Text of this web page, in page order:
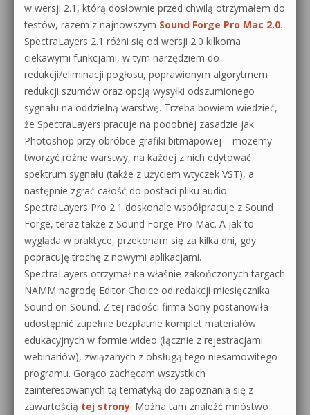
w wersji 2.1, którą dosłownie przed chwilą otrzymałem do
testów, razem z najnowszym Sound Forge Pro Mac 2.0.
SpectraLayers 2.1 różni się od wersji 2.0 kilkoma
ciekawymi funkcjami, w tym narzędziem do
redukcji/eliminacji pogłosu, poprawionym algorytmem
redukcji szumów oraz opcją wysyłki odszumionego
sygnału na oddzielną warstwę. Trzeba bowiem wiedzieć,
że SpectraLayers pracuje na podobnej zasadzie jak
Photoshop przy obróbce grafiki bitmapowej – możemy
tworzyć różne warstwy, na każdej z nich edytować
spektrum sygnału (także z użyciem wtyczek VST), a
następnie zgrać całość do postaci pliku audio.
SpectraLayers Pro 2.1 doskonale współpracuje z Sound
Forge, teraz także z Sound Forge Pro Mac. A jak to
wygląda w praktyce, przekonam się za kilka dni, gdy
popracuję trochę z nowymi aplikacjami.
SpectraLayers otrzymał na właśnie zakończonych targach
NAMM nagrodę Editor Choice od redakcji miesięcznika
Sound on Sound. Z tej radości firma Sony postanowiła
udostępnić zupełnie bezpłatnie komplet materiałów
edukacyjnych w formie wideo (łącznie z rejestracjami
webinariów), związanych z obsługą tego niesamowitego
programu. Gorąco zachęcam wszystkich
zainteresowanych tą tematyką do zapoznania się z
zawartością tej strony. Można tam znaleźć mnóstwo